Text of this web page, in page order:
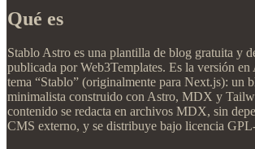
Qué es
Stablo Astro es una plantilla de blog gratuita y
publicada por Web3Templates. Es la versión
tema “Stablo” (originalmente para Next.js): un
minimalista construido con Astro, MDX y
contenido se redacta en archivos MDX, sin
CMS externo, y se distribuye bajo licencia